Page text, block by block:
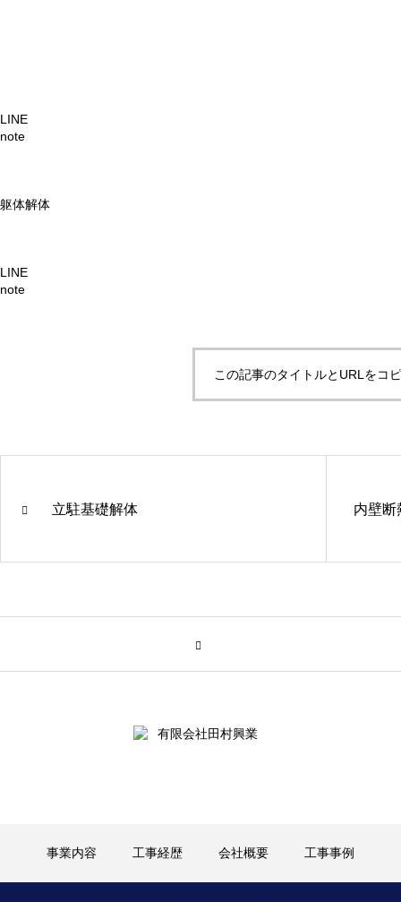
LINE
note
躯体解体
LINE
note
この記事のタイトルとURLをコ
立駐基礎解体 内壁断
事業内容 工事経歴 会社概要 工事事例